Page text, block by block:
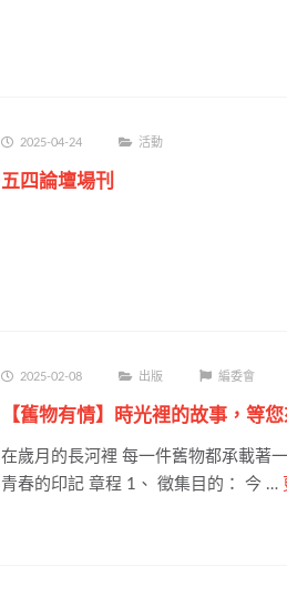
2025-04-24 活動
五四論壇場刊
2025-02-08 出版 編委會
【舊物有情】時光裡的故事，等
在歲月的長河裡 每一件舊物都承載著
青春的印記 章程 1、 徵集目的： 今 …